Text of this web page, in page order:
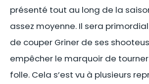
présenté tout au long de la
assez moyenne. Il sera
de couper Griner de ses
empêcher le marquoir de
folle. Cela s’est vu à plusieurs